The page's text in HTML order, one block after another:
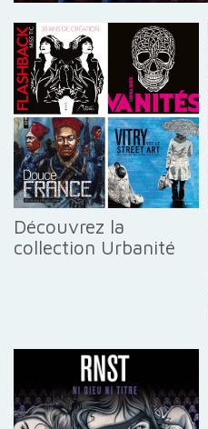
Découvrez la
collection Urbanité